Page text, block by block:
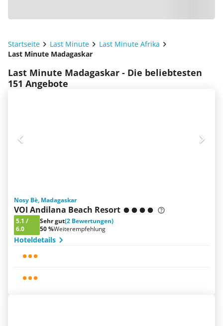
Startseite Last Minute
Last Minute Afrika
Last Minute Madagaskar
Last Minute Madagaskar - Die beliebtesten
151 Angebote
Nosy Bè, Madagaskar
VOI Andilana Beach Resort
5.1 /
6.0
Sehr gut(2 Bewertungen)
50 %Weiterempfehlung
Hoteldetails